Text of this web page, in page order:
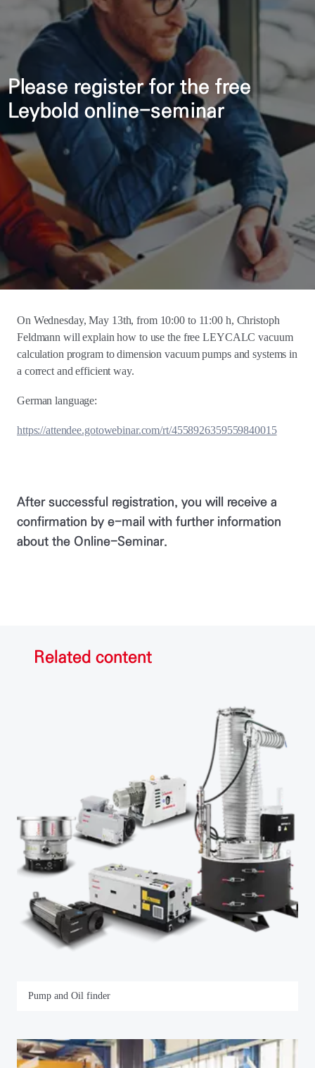
Please register for the free
Leybold online-seminar
On Wednesday, May 13th, from 10:00 to 11:00 h, Christoph
Feldmann will explain how to use the free LEYCALC vacuum
calculation program to dimension vacuum pumps and systems in
a correct and efficient way.
German language:
https://attendee.gotowebinar.com/rt/4558926359559840015
After successful registration, you will receive a
confirmation by e-mail with further information
about the Online-Seminar.
Related content
Pump and Oil finder